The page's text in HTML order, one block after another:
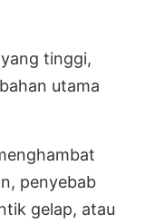
tinggi,
utama
penyebab
gelap, atau